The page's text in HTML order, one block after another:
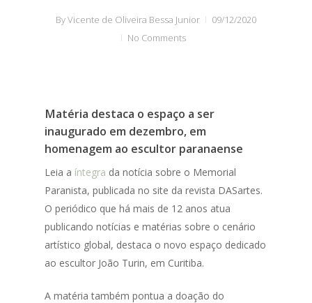
ByVicente de Oliveira Bessa Junior
09/12/2020
No Comments
Matéria destaca o espaço a ser
inaugurado em dezembro, em
homenagem ao escultor paranaense
Leia a íntegra da notícia sobre o Memorial
Paranista, publicada no site da revista DASartes.
O periódico que há mais de 12 anos atua
publicando notícias e matérias sobre o cenário
artístico global, destaca o novo espaço dedicado
ao escultor João Turin, em Curitiba.
A matéria também pontua a doação do